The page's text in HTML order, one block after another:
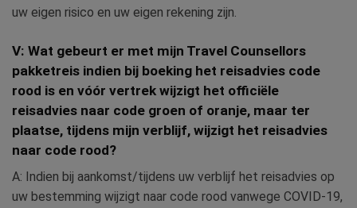
uw eigen risico en uw eigen rekening zijn.
V: Wat gebeurt er met mijn Travel Counsellors
pakketreis indien bij boeking het reisadvies code
rood is en vóór vertrek wijzigt het officiële
reisadvies naar code groen of oranje, maar ter
plaatse, tijdens mijn verblijf, wijzigt het reisadvies
naar code rood?
A: Indien bij aankomst/tijdens uw verblijf het reisadvies op
uw bestemming wijzigt naar code rood vanwege COVID-19,